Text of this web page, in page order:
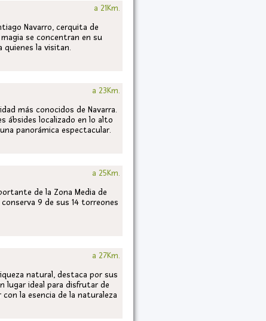
a 21Km.
Navarro, cerquita de
se concentran en su
quienes la visitan.
a 23Km.
más conocidos de Navarra.
ábsides localizado en lo alto
panorámica espectacular.
a 25Km.
de la Zona Media de
9 de sus 14 torreones
a 27Km.
natural, destaca por sus
lugar ideal para disfrutar de
la esencia de la naturaleza